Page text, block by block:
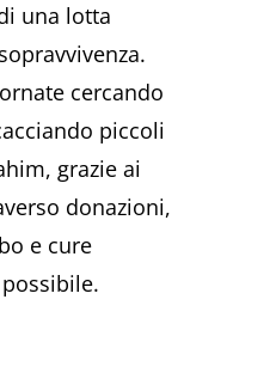
una lotta
cercando
piccoli
grazie ai
donazioni,
e cure